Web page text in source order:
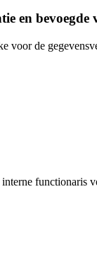
en bevoegde
voor de
functionaris